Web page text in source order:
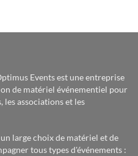
Events est une entreprise
de matériel événementiel pour
les associations et les
large choix de matériel et de
tous types d'événements :